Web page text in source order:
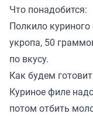
Что понадобится:
Полкило
укропа, 50
по вкусу.
Как будем
Куриное филе
потом отбить